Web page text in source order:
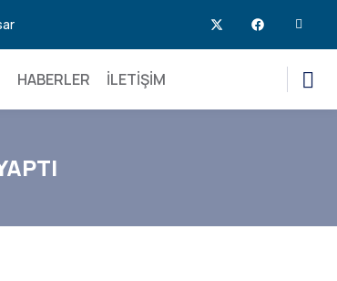
HABERLER İLETİŞİM